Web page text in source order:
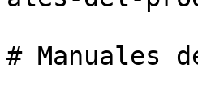
# Manuales